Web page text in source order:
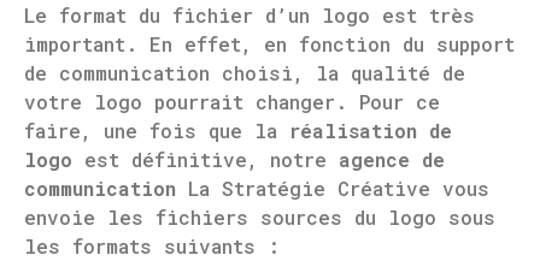
Le format du fichier d’un logo est très
important. En effet, en fonction du support
de communication choisi, la qualité de
votre logo pourrait changer. Pour ce
faire, une fois que la réalisation de
logo est définitive, notre agence de
communication La Stratégie Créative vous
envoie les fichiers sources du logo sous
les formats suivants :